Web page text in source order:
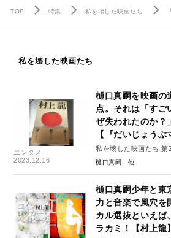
TOP 特集 私を壊した映画たち
私を壊した映画たち
エンタメ
2023.12.16
樋口真嗣を映画の
点。それは「すご
ぜ失われたのか？
【『だいじょうぶ
私を壊した映画たち 第
樋口真嗣
樋口真嗣少年と東
力と音楽で風穴
カル選抜といえば
ラカミ！【村上龍】